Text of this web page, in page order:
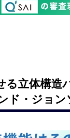
る立体構
ド・ジョン